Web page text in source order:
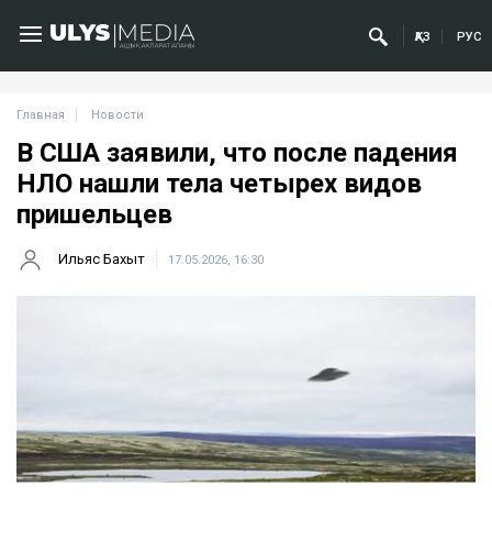
ҚАЗ РУС
Главная Новости
В США заявили, что после падения
НЛО нашли тела четырех видов
пришельцев
Ильяс Бахыт 17.05.2026, 16:30